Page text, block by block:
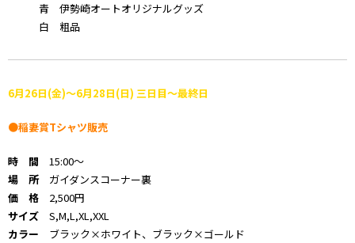
青 伊勢崎オートオリジナルグッズ
白 粗品
6月26日(金)～6月28日(日) 三日目～最終日
●稲妻賞Tシャツ販売
時 間 15:00～
場 所ガイダンスコーナー裏
価 格 2,500円
サイズ S,M,L,XL,XXL
カラー ブラック×ホワイト、ブラック×ゴールド